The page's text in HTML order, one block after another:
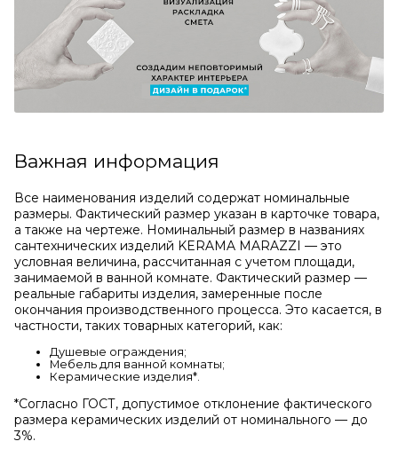
Важная информация
Все наименования изделий содержат номинальные
размеры. Фактический размер указан в карточке товара,
а также на чертеже. Номинальный размер в названиях
сантехнических изделий KERAMA MARAZZI — это
условная величина, рассчитанная с учетом площади,
занимаемой в ванной комнате. Фактический размер —
реальные габариты изделия, замеренные после
окончания производственного процесса. Это касается, в
частности, таких товарных категорий, как:
Душевые ограждения;
Мебель для ванной комнаты;
Керамические изделия*.
*Cогласно ГОСТ, допустимое отклонение фактического
размера керамических изделий от номинального — до
3%.